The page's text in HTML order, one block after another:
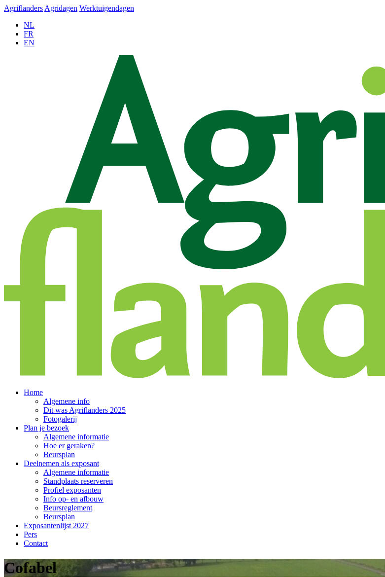
Agriflanders Agridagen Werktuigendagen
NL
FR
EN
Home
Algemene info
Dit was Agriflanders 2025
Fotogalerij
Plan je bezoek
Algemene informatie
Hoe er geraken?
Beursplan
Deelnemen als exposant
Algemene informatie
Standplaats reserveren
Profiel exposanten
Info op- en afbouw
Beursreglement
Beursplan
Exposantenlijst 2027
Pers
Contact
Cofabel